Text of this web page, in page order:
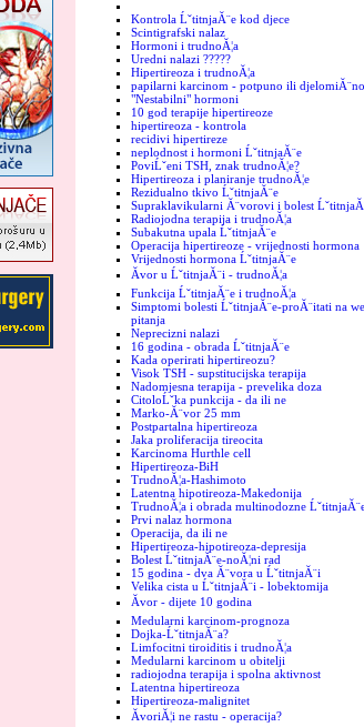
Kontrola ĹˇtitnjaĂ¨e kod djece
Scintigrafski nalaz
Hormoni i trudnoĂ¦a
Uredni nalazi ?????
Hipertireoza i trudnoĂ¦a
papilarni karcinom - potpuno ili
"Nestabilni" hormoni
10 god terapije hipertireoze
hipertireoza - kontrola
recidivi hipertireze
neplodnost i hormoni ĹˇtitnjaĂ¨e
PoviĹˇeni TSH, znak trudnoĂ¦e?
Hipertireoza i planiranje trudnoĂ¦e
Rezidualno tkivo ĹˇtitnjaĂ¨e
Supraklavikularni Ă¨vorovi i bolest
Radiojodna terapija i trudnoĂ¦a
Subakutna upala ĹˇtitnjaĂ¨e
Operacija hipertireoze - vrijednosti hormona
Vrijednosti hormona ĹˇtitnjaĂ¨e
Ăvor u ĹˇtitnjaĂ¨i - trudnoĂ¦a
Funkcija ĹˇtitnjaĂ¨e i trudnoĂ¦a
Simptomi bolesti ĹˇtitnjaĂ¨e-proĂ¨itati na
pitanja
Neprecizni nalazi
16 godina - obrada ĹˇtitnjaĂ¨e
Kada operirati hipertireozu?
Visok TSH - supstitucijska terapija
Nadomjesna terapija - prevelika doza
CitoloĹˇka punkcija - da ili ne
Marko-Ă¨vor 25 mm
Postpartalna hipertireoza
Jaka proliferacija tireocita
Karcinoma Hurthle cell
Hipertireoza-BiH
TrudnoĂ¦a-Hashimoto
Latentna hipotireoza-Makedonija
TrudnoĂ¦a i obrada multinodozne
Prvi nalaz hormona
Operacija, da ili ne
Hipertireoza-hipotireoza-depresija
Bolest ĹˇtitnjaĂ¨e-noĂ¦ni rad
15 godina - dva Ă¨vora u ĹˇtitnjaĂ¨i
Velika cista u ĹˇtitnjaĂ¨i - lobektomija
Ăvor - dijete 10 godina
Medularni karcinom-prognoza
Dojka-ĹˇtitnjaĂ¨a?
Limfocitni tiroiditis i trudnoĂ¦a
Medularni karcinom u obitelji
radiojodna terapija i spolna aktivnost
Latentna hipertireoza
Hipertireoza-malignitet
ĂvoriĂ¦i ne rastu - operacija?